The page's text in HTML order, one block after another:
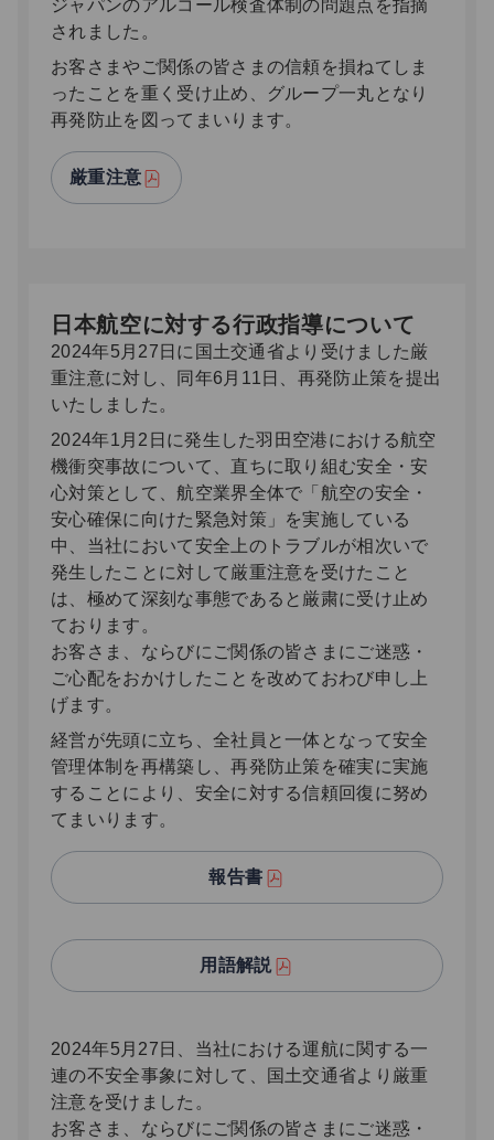
ジャパンのアルコール検査体制の問題点を指摘
されました。
お客さまやご関係の皆さまの信頼を損ねてしま
ったことを重く受け止め、グループ一丸となり
再発防止を図ってまいります。
厳重注意
日本航空に対する行政指導について
2024年5月27日に国土交通省より受けました厳
重注意に対し、同年6月11日、再発防止策を提出
いたしました。
2024年1月2日に発生した羽田空港における航空
機衝突事故について、直ちに取り組む安全・安
心対策として、航空業界全体で「航空の安全・
安心確保に向けた緊急対策」を実施している
中、当社において安全上のトラブルが相次いで
発生したことに対して厳重注意を受けたこと
は、極めて深刻な事態であると厳粛に受け止め
ております。
お客さま、ならびにご関係の皆さまにご迷惑・
ご心配をおかけしたことを改めておわび申し上
げます。
経営が先頭に立ち、全社員と一体となって安全
管理体制を再構築し、再発防止策を確実に実施
することにより、安全に対する信頼回復に努め
てまいります。
報告書
用語解説
2024年5月27日、当社における運航に関する一
連の不安全事象に対して、国土交通省より厳重
注意を受けました。
お客さま、ならびにご関係の皆さまにご迷惑・